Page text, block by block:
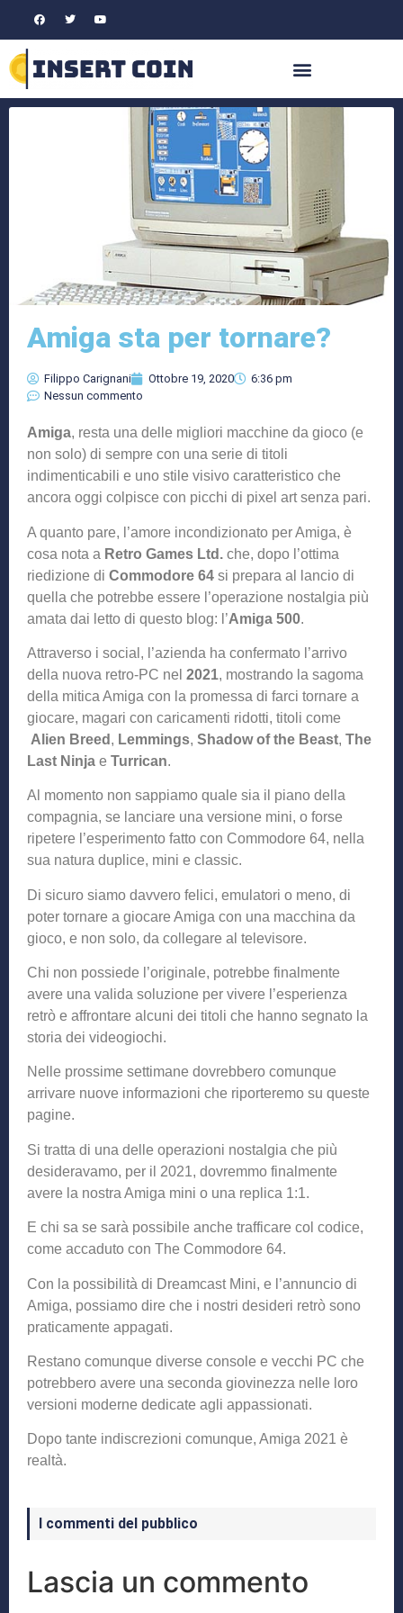
Amiga sta per tornare?
Filippo Carignani Ottobre 19, 2020
6:36 pm
Nessun commento
Amiga, resta una delle migliori macchine da gioco (e
non solo) di sempre con una serie di titoli
indimenticabili e uno stile visivo caratteristico che
ancora oggi colpisce con picchi di pixel art senza pari.
A quanto pare, l’amore incondizionato per Amiga, è
cosa nota a Retro Games Ltd. che, dopo l’ottima
riedizione di Commodore 64 si prepara al lancio di
quella che potrebbe essere l’operazione nostalgia più
amata dai letto di questo blog: l’Amiga 500.
Attraverso i social, l’azienda ha confermato l’arrivo
della nuova retro-PC nel 2021, mostrando la sagoma
della mitica Amiga con la promessa di farci tornare a
giocare, magari con caricamenti ridotti, titoli come
Alien Breed , Lemmings, Shadow of the Beast, The
Last Ninja e Turrican.
Al momento non sappiamo quale sia il piano della
compagnia, se lanciare una versione mini, o forse
ripetere l’esperimento fatto con Commodore 64, nella
sua natura duplice, mini e classic.
Di sicuro siamo davvero felici, emulatori o meno, di
poter tornare a giocare Amiga con una macchina da
gioco, e non solo, da collegare al televisore.
Chi non possiede l’originale, potrebbe finalmente
avere una valida soluzione per vivere l’esperienza
retrò e affrontare alcuni dei titoli che hanno segnato la
storia dei videogiochi.
Nelle prossime settimane dovrebbero comunque
arrivare nuove informazioni che riporteremo su queste
pagine.
Si tratta di una delle operazioni nostalgia che più
desideravamo, per il 2021, dovremmo finalmente
avere la nostra Amiga mini o una replica 1:1.
E chi sa se sarà possibile anche trafficare col codice,
come accaduto con The Commodore 64.
Con la possibilità di Dreamcast Mini, e l’annuncio di
Amiga, possiamo dire che i nostri desideri retrò sono
praticamente appagati.
Restano comunque diverse console e vecchi PC che
potrebbero avere una seconda giovinezza nelle loro
versioni moderne dedicate agli appassionati.
Dopo tante indiscrezioni comunque, Amiga 2021 è
realtà.
I commenti del pubblico
Lascia un commento